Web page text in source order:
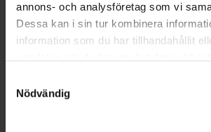
annons- och analysföretag som vi
Dessa kan i sin tur kombinera
information som du har tillhandahållit
återkalla ditt samtycke via webbplatsens
cookieinställningar. Ett återkallat
lagligheten av behandling som skett
Nödvändig
Beskrivning
bars motsvarar en måltid för